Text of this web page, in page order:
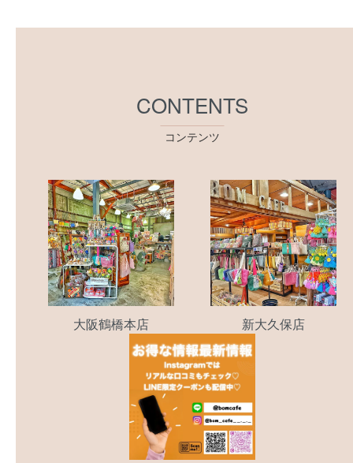
CONTENTS
コンテンツ
大阪鶴橋本店 新大久保店